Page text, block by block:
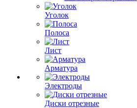
Уголок
Полоса
Лист
Арматура
Электроды
Диски отрезные